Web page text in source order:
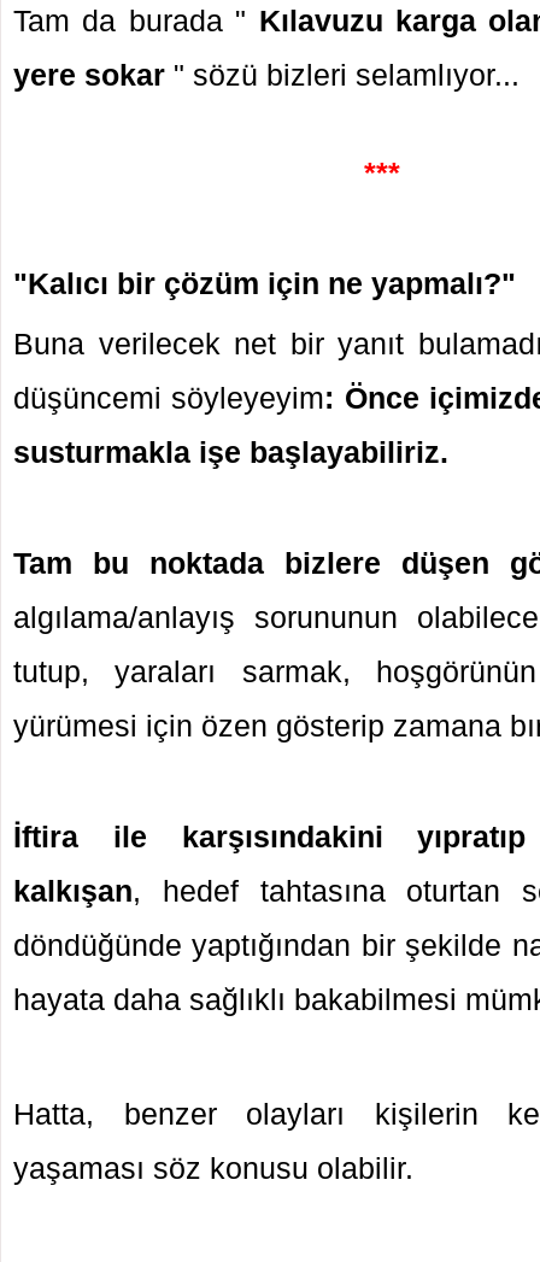
Tam da burada " Kılavuzu karga
yere sokar " sözü bizleri selamlıyor...
***
"Kalıcı bir çözüm için ne yapmalı?"
Buna verilecek net bir yanıt
düşüncemi söyleyeyim: Önce
susturmakla işe başlayabiliriz.
Tam bu noktada bizlere düşen
algılama/anlayış sorununun
tutup, yaraları sarmak,
yürümesi için özen gösterip zamana
İftira ile karşısındakini
kalkışan, hedef tahtasına oturtan
döndüğünde yaptığından bir şekilde
hayata daha sağlıklı bakabilmesi
Hatta, benzer olayları kişilerin
yaşaması söz konusu olabilir.